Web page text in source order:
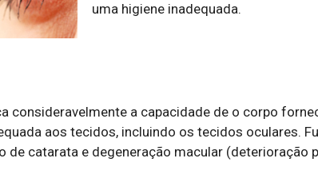
uma higiene inadequada.
consideravelmente a capacidade de o corpo
aos tecidos, incluindo os tecidos oculares.
de catarata e degeneração macular (deterioração